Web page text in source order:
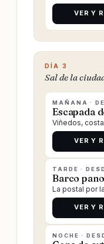
VER Y
DÍA 3
Sal de la
MAÑANA ·
Escapada
Viñedos,
VER Y
TARDE ·
Barco
La postal por
VER Y
NOCHE ·